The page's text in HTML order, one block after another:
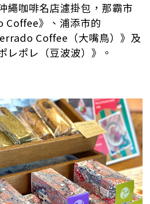
繩咖啡名店濾掛包，那霸市
》、浦添市的
Coffee（大嘴鳥）》及
レポレ（豆波波）》。